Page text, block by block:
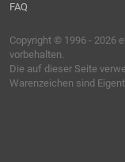
FAQ
Copyright © 1996 - 2026
vorbehalten.
Die auf dieser Seite
Warenzeichen sind